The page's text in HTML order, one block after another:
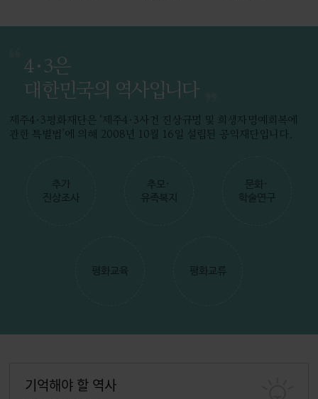
4·3 직무연수 영상(유족증언) '대정읍 섯알오름 편'_스토리AHN
4·3은
대한민국의 역사입니다
제주4·3평화재단은 ‘제주4·3사건 진상규명 및 희생자명예회복에
관한 특별법’에 의해 2008년 10월 16일 설립된 공익재단입니다.
추가
진상조사
추모·
유족복지
문화·
학술연구
평화교육 평화교류
기억해야 할 역사